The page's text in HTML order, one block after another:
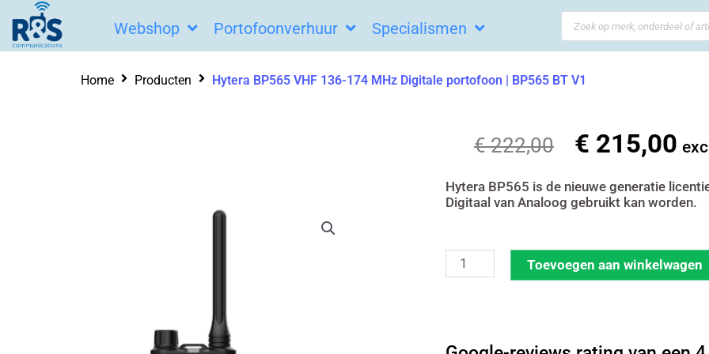
naar
Webshop Portofoonverhuur Specialismen
Search
...
Home Producten Hytera BP565 VHF 136-174 MHz Digitale portofoon | BP565 BT V1
€222,00
was:
€ 222,00.
€ 215,00
is:
€
Hytera BP565 is de nieuwe generatie
Digitaal van Analoog gebruikt kan worden.
Hytera
Toevoegen aan winkelwagen